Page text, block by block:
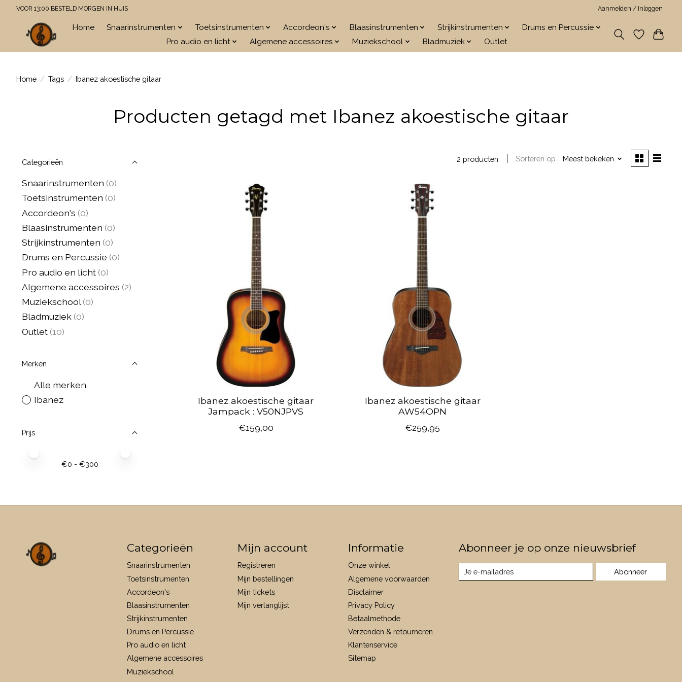
VOOR 13:00 BESTELD MORGEN IN HUIS Aanmelden / Inloggen
Home Snaarinstrumenten Toetsinstrumenten Accordeon's Blaasinstrumenten Strijkinstrumenten
Drums en Percussie
Pro audio en licht
Algemene accessoires Muziekschool Bladmuziek Outlet
Home / Tags / Ibanez akoestische gitaar
Producten getagd met Ibanez akoestische gitaar
Categorieën
Snaarinstrumenten (0)
Toetsinstrumenten (0)
Accordeon's (0)
Blaasinstrumenten (0)
Strijkinstrumenten (0)
Drums en Percussie (0)
Pro audio en licht (0)
Algemene accessoires (2)
Muziekschool (0)
Bladmuziek (0)
Outlet (10)
Merken
Alle merken
Ibanez
Prijs
€0 - €300
2 producten Sorteren op Meest bekeken
Ibanez akoestische gitaar
Jampack : V50NJPVS
€159,00
Ibanez akoestische gitaar
AW54OPN
€259,95
Categorieën
Snaarinstrumenten
Toetsinstrumenten
Accordeon's
Blaasinstrumenten
Strijkinstrumenten
Drums en Percussie
Pro audio en licht
Algemene accessoires
Muziekschool
Mijn account
Registreren
Mijn bestellingen
Mijn tickets
Mijn verlanglijst
Informatie
Onze winkel
Algemene voorwaarden
Disclaimer
Privacy Policy
Betaalmethode
Verzenden & retourneren
Klantenservice
Sitemap
Abonneer je op onze nieuwsbrief
Abonneer